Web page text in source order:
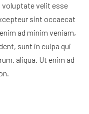
voluptate velit esse
sint occaecat
ad minim veniam,
sunt in culpa qui
aliqua. Ut enim ad